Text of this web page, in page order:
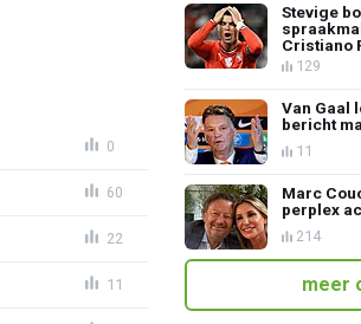
0
60
22
11
Stevige
Cristiano
129
Van Gaal
bericht
11
Marc
perplex
214
meer